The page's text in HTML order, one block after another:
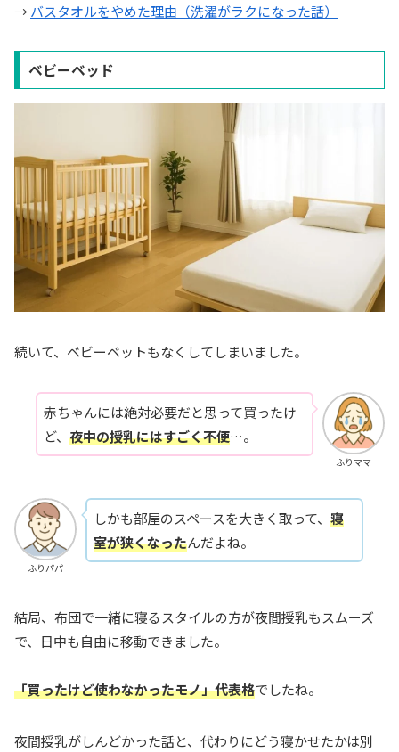
→バスタオルをやめた理由（洗濯がラクになった話）
ベビーベッド
続いて、ベビーベットもなくしてしまいました。
ふりママ
赤ちゃんには絶対必要だと思って買ったけ
ど、 夜中の授乳にはすごく不便…。
ふりパパ
しかも部屋のスペースを大きく取って、 寝
室が狭くなったんだよね。
結局、布団で一緒に寝るスタイルの方が夜間授乳もスムーズ
で、日中も自由に移動できました。
「買ったけど使わなかったモノ」代表格でしたね。
夜間授乳がしんどかった話と、代わりにどう寝かせたかは別